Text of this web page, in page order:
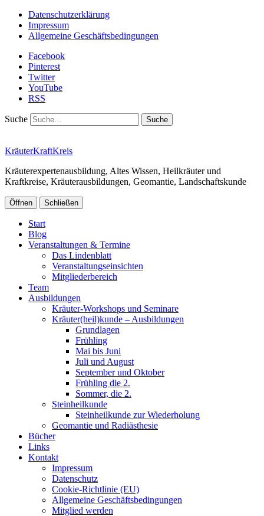
Datenschutzerklärung
Impressum
Allgemeine Geschäftsbedingungen
Facebook
Pinterest
Twitter
YouTube
RSS
Suche
KräuterKraftKreis
Kräuterexpertenausbildung, Altes Wissen, Heilkräuter und
Kraftkreise, Kräuterausbildungen, Geomantie, Landschaftskunde
Öffnen Schließen
Start
Blog
Veranstaltungen & Termine
Das Lindenblatt
Veranstaltungseinsichten
Mitgliederbereich
Team
Ausbildungen
Kräuter-Workshops und Seminare
Kräuter(heil)kunde – Ausbildungen
Grundlagen
Frühling
Mai bis Juni
Juli und August
September und Oktober
Frühling die 2.
Sommer, die 2.
Steinheilkunde
Steinheilkunde zur Wiederholung
Geomantie und Radiästhesie
Bücher
Links
Kontakt
Impressum
Datenschutz
Cookie-Richtlinie (EU)
Allgemeine Geschäftsbedingungen
Mitglied werden